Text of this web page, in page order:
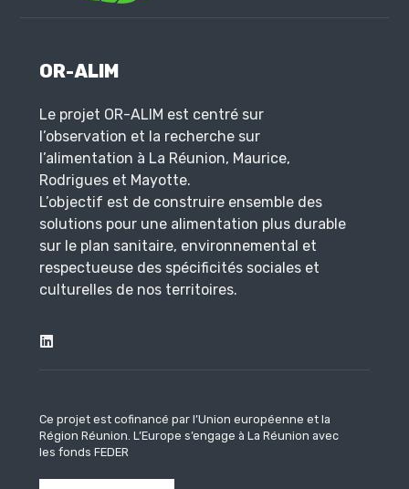
OR-ALIM
Le projet OR-ALIM est centré sur
l’observation et la recherche sur
l’alimentation à La Réunion, Maurice,
Rodrigues et Mayotte.
L’objectif est de construire ensemble des
solutions pour une alimentation plus durable
sur le plan sanitaire, environnemental et
respectueuse des spécificités sociales et
culturelles de nos territoires.
Ce projet est cofinancé par l’Union européenne et la
Région Réunion. L’Europe s’engage à La Réunion avec
les fonds FEDER